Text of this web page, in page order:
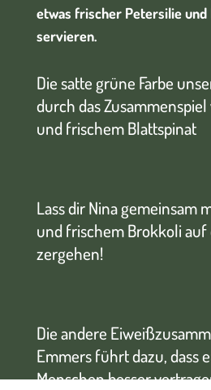
etwas frischer Petersilie und
servieren.
Die satte grüne Farbe
durch das
und frischem Blattspinat
Lass dir Nina gemeinsam
und frischem Brokkoli auf
zergehen!
Die andere
Emmers führt dazu, dass
Menschen besser